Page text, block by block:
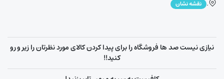
. نقشه نشان
نیازی نیست صد ها فروشگاه را برای پیدا کردن کالای مورد نظرتان را زیر و رو
کنید!!